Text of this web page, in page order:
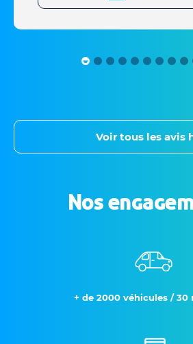
Voir tous les avis
Nos
+ de 2000 véhicules / 30